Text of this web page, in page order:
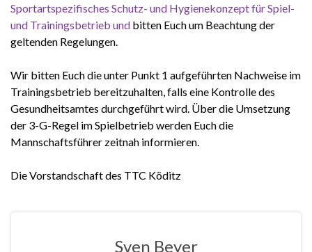
Sportartspezifisches Schutz- und Hygienekonzept für Spiel-
und Trainingsbetrieb und bitten Euch um Beachtung der
geltenden Regelungen.
Wir bitten Euch die unter Punkt 1 aufgeführten Nachweise im
Trainingsbetrieb bereitzuhalten, falls eine Kontrolle des
Gesundheitsamtes durchgeführt wird. Über die Umsetzung
der 3-G-Regel im Spielbetrieb werden Euch die
Mannschaftsführer zeitnah informieren.
Die Vorstandschaft des TTC Köditz
Sven Beyer